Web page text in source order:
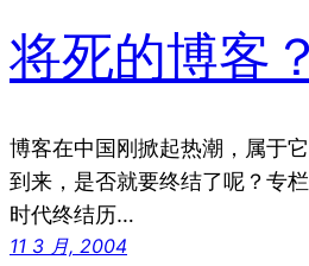
将死的博客？
博客在中国刚掀起热潮，属于
到来，是否就要终结了呢？专
时代终结历…
11 3 月, 2004